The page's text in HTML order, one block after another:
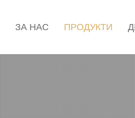
ЗА НАС ПРОДУКТИ